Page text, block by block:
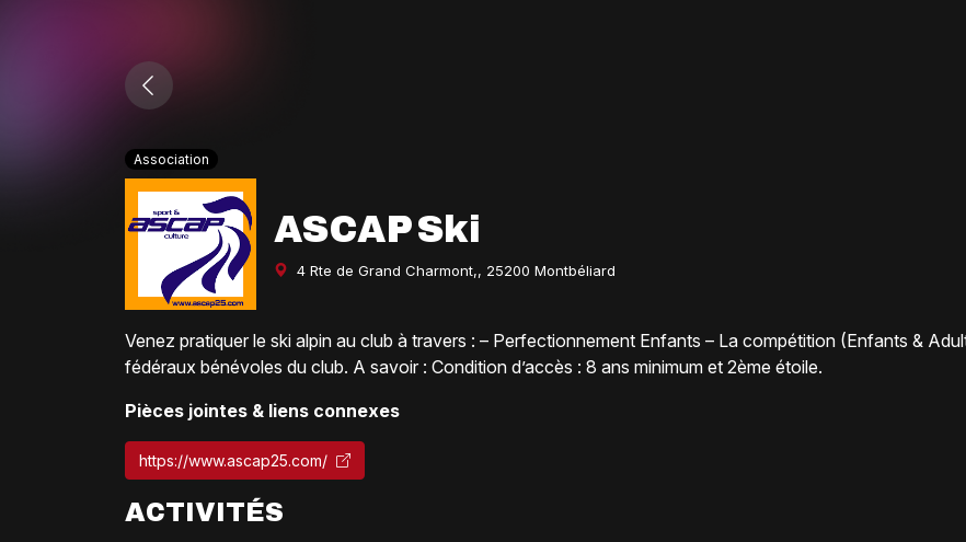
Association
ASCAP Ski
4 Rte de Grand Charmont,, 25200 Montbéliard
Venez pratiquer le ski alpin au club à travers : – Perfectionnement Enfants – La compétition (Enfants &
fédéraux bénévoles du club. A savoir : Condition d’accès : 8 ans minimum et 2ème étoile.
Pièces jointes & liens connexes
https://www.ascap25.com/
ACTIVITÉS